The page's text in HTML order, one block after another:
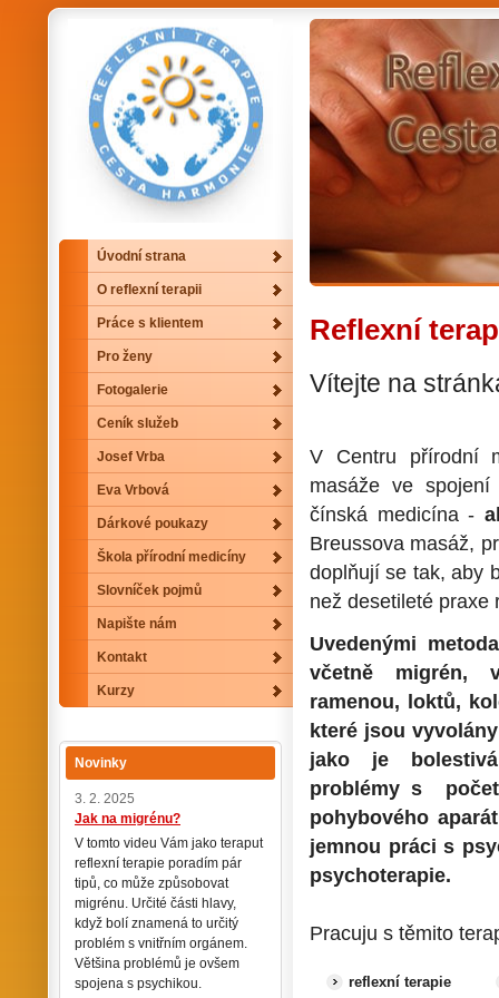
Reflexní
Vítejte na
V Centru přírodní
masáže ve
čínská medicína -
Breussova masáž,
doplňují se tak, aby
než desetileté praxe
Uvedenými
včetně migrén,
ramenou, loktů,
které jsou
jako je bolestivá
problémy s
pohybového
jemnou práci s
psychoterapie.
Pracuju s těmito
reflexní terapie
Úvodní strana
O reflexní terapii
Práce s klientem
Pro ženy
Fotogalerie
Ceník služeb
Josef Vrba
Eva Vrbová
Dárkové poukazy
Škola přírodní medicíny
Slovníček pojmů
Napište nám
Kontakt
Kurzy
Novinky
3. 2. 2025
Jak na migrénu?
V tomto videu Vám jako teraput
reflexní terapie poradím pár
tipů, co může způsobovat
migrénu. Určité části hlavy,
když bolí znamená to určitý
problém s vnitřním orgánem.
Většina problémů je ovšem
spojena s psychikou.